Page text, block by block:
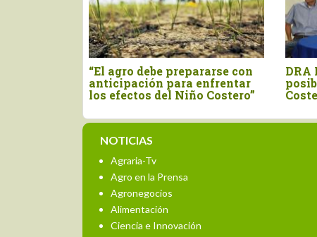
se prepara ante
de El Niño
Piura: Promueven acciones de
prevención en el agro ante
posible fenómeno El Niño
NOTICIAS
Agraria-Tv
Agro en la Prensa
Agronegocios
Alimentación
Ciencia e Innovación